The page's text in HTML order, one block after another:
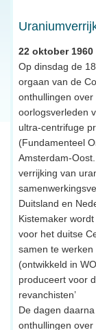
22 oktober 1960
Op dinsdag de
orgaan van de
onthullingen over
oorlogsverleden
ultra-centrifuge
(Fundamenteel
Amsterdam-
verrijking van
Duitsland en
Kistemaker wordt
voor het duitse
samen te werken
(ontwikkeld in
produceert voor
revanchisten’
De dagen
onthullingen over